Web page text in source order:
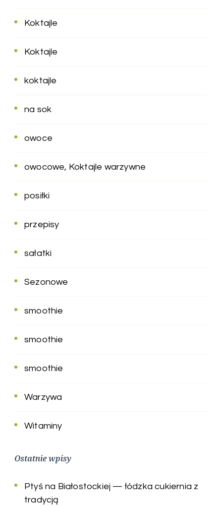
Koktajle
Koktajle
koktajle
na sok
owoce
owocowe, Koktajle warzywne
posiłki
przepisy
sałatki
Sezonowe
smoothie
smoothie
smoothie
Warzywa
Witaminy
Ostatnie wpisy
Ptyś na Białostockiej — łódzka cukiernia z
tradycją